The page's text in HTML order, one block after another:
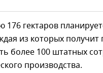
гектаров
из которых получит
более 100 штатных
производства.